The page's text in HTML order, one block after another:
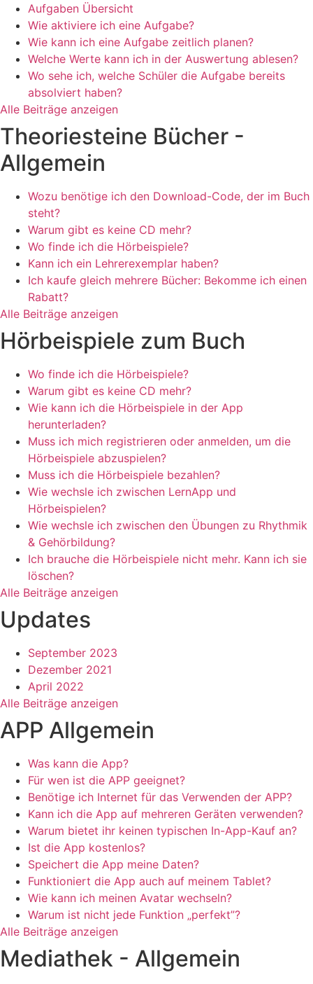
Aufgaben Übersicht
Wie aktiviere ich eine Aufgabe?
Wie kann ich eine Aufgabe zeitlich planen?
Welche Werte kann ich in der Auswertung ablesen?
Wo sehe ich, welche Schüler die Aufgabe bereits
absolviert haben?
Alle Beiträge anzeigen
Theoriesteine Bücher -
Allgemein
Wozu benötige ich den Download-Code, der im Buch
steht?
Warum gibt es keine CD mehr?
Wo finde ich die Hörbeispiele?
Kann ich ein Lehrerexemplar haben?
Ich kaufe gleich mehrere Bücher: Bekomme ich einen
Rabatt?
Alle Beiträge anzeigen
Hörbeispiele zum Buch
Wo finde ich die Hörbeispiele?
Warum gibt es keine CD mehr?
Wie kann ich die Hörbeispiele in der App
herunterladen?
Muss ich mich registrieren oder anmelden, um die
Hörbeispiele abzuspielen?
Muss ich die Hörbeispiele bezahlen?
Wie wechsle ich zwischen LernApp und
Hörbeispielen?
Wie wechsle ich zwischen den Übungen zu Rhythmik
& Gehörbildung?
Ich brauche die Hörbeispiele nicht mehr. Kann ich sie
löschen?
Alle Beiträge anzeigen
Updates
September 2023
Dezember 2021
April 2022
Alle Beiträge anzeigen
APP Allgemein
Was kann die App?
Für wen ist die APP geeignet?
Benötige ich Internet für das Verwenden der APP?
Kann ich die App auf mehreren Geräten verwenden?
Warum bietet ihr keinen typischen In-App-Kauf an?
Ist die App kostenlos?
Speichert die App meine Daten?
Funktioniert die App auch auf meinem Tablet?
Wie kann ich meinen Avatar wechseln?
Warum ist nicht jede Funktion „perfekt”?
Alle Beiträge anzeigen
Mediathek - Allgemein